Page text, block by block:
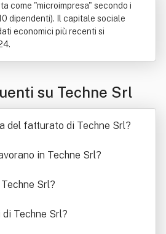
come "microimpresa" secondo i
dipendenti). Il capitale sociale
economici più recenti si
su Techne Srl
del fatturato di Techne Srl?
in Techne Srl?
Srl?
Techne Srl?